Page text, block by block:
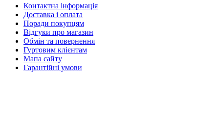
Контактна інформація
Доставка і оплата
Поради покупцям
Відгуки про магазин
Обмін та повернення
Гуртовим клієнтам
Мапа сайту
Гарантійні умови